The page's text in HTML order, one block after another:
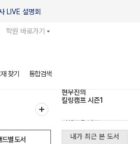
LIVE 설명회
학원 바로가기
찾기 통합검색
다채로운 난도
드별 도서 내가 최근 본 도서